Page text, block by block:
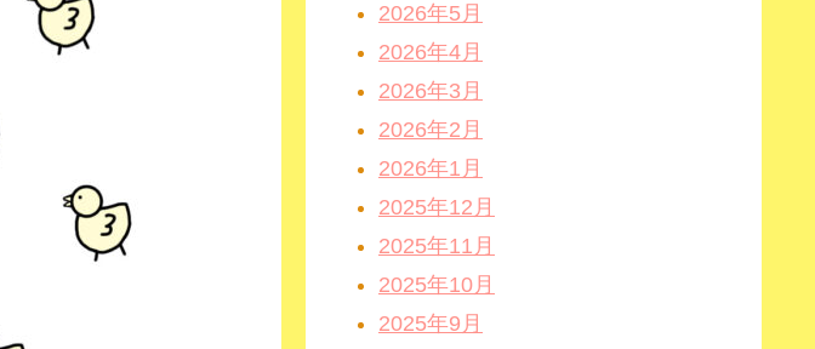
2026年5月
2026年4月
2026年3月
2026年2月
2026年1月
2025年12月
2025年11月
2025年10月
2025年9月